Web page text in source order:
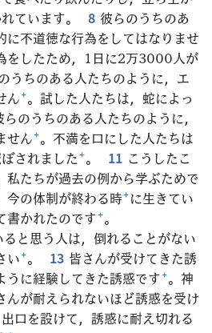
ています。 8 彼らのうちのあ
に不道徳な行為をしてはなりませ
をしたため，1日に2万3000人が
うちのある人たちのように，エ
ん+。試した人たちは，蛇によっ
らのうちのある人たちのように，
せん+。不満を口にした人たちは
されました+。 11 こうしたこ
私たちが過去の例から学ぶためで
今の体制が終わる時+に生きてい
書かれたのです+。
と思う人は，倒れることがない
い+。 13 皆さんが受けてきた誘
うに経験してきた誘惑です+。神
んが耐えられないほど誘惑を受け
口を設けて，誘惑に耐え切れる